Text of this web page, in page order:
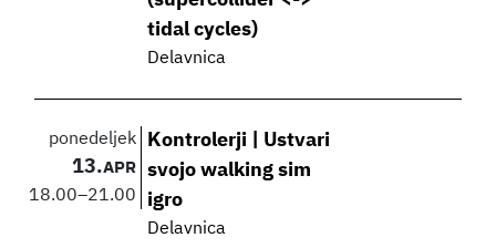
tidal cycles)
Delavnica
ponedeljek
13.APR
18.00–21.00
Kontrolerji | Ustvari
svojo walking sim
igro
Delavnica